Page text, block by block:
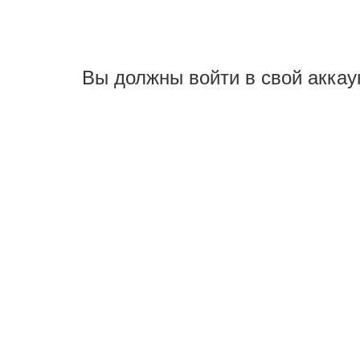
Вы должны войти в свой